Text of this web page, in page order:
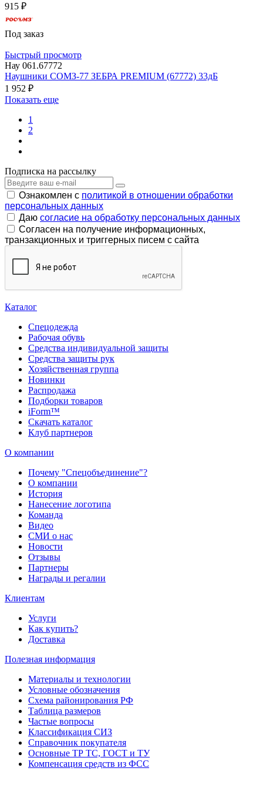
915 ₽
Под заказ
Быстрый просмотр
Нау 061.67772
Наушники СОМЗ-77 ЗЕБРА PREMIUM (67772) 33дБ
1 952 ₽
Показать еще
1
2
Подписка на рассылку
Ознакомлен с политикой в отношении обработки
персональных данных
Даю согласие на обработку персональных данных
Согласен на получение информационных,
транзакционных и триггерных писем с сайта
Каталог
Спецодежда
Рабочая обувь
Средства индивидуальной защиты
Средства защиты рук
Хозяйственная группа
Новинки
Распродажа
Подборки товаров
iForm™
Скачать каталог
Клуб партнеров
О компании
Почему "Спецобъединение"?
О компании
История
Нанесение логотипа
Команда
Видео
СМИ о нас
Новости
Отзывы
Партнеры
Награды и регалии
Клиентам
Услуги
Как купить?
Доставка
Полезная информация
Материалы и технологии
Условные обозначения
Схема районирования РФ
Таблица размеров
Частые вопросы
Классификация СИЗ
Справочник покупателя
Основные ТР ТС, ГОСТ и ТУ
Компенсация средств из ФСС